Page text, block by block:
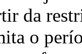
da
o